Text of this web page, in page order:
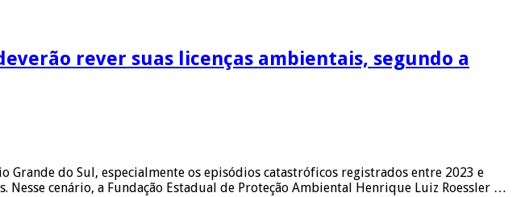
rever suas licenças ambientais, segundo a
Grande do Sul, especialmente os episódios catastróficos registrados entre 2023 e
cenário, a Fundação Estadual de Proteção Ambiental Henrique Luiz Roessler …